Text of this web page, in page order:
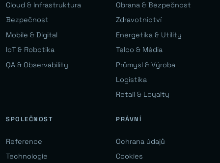
Cloud & Infrastruktura
Bezpečnost
Mobile & Digital
IoT & Robotika
QA & Observability
Obrana & Bezpečnost
Zdravotnictví
Energetika & Utility
Telco & Média
Průmysl & Výroba
Logistika
Retail & Loyalty
SPOLEČNOST
Reference
Technologie
PRÁVNÍ
Ochrana údajů
Cookies